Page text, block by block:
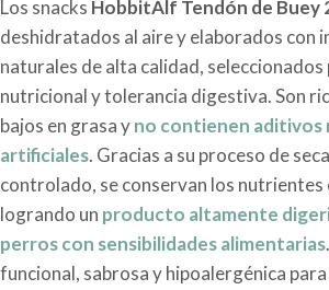
Los snacks HobbitAlf Tendón de Buey
deshidratados al aire y elaborados con
naturales de alta calidad,
nutricional y tolerancia digestiva. Son
bajos en grasa yno contienen aditivos
artificiales. Gracias a su proceso de
controlado, se conservan los nutrientes
logrando un producto altamente
perros con sensibilidades alimentarias
funcional, sabrosa y hipoalergénica